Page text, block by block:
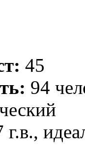
45
94
г.в.,